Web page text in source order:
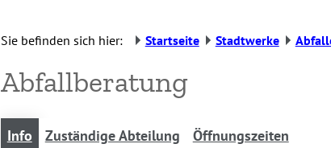
Sie befinden sich hier: Startseite Stadtwerke
Abfallberatung
Info Zuständige Abteilung Öffnungszeiten